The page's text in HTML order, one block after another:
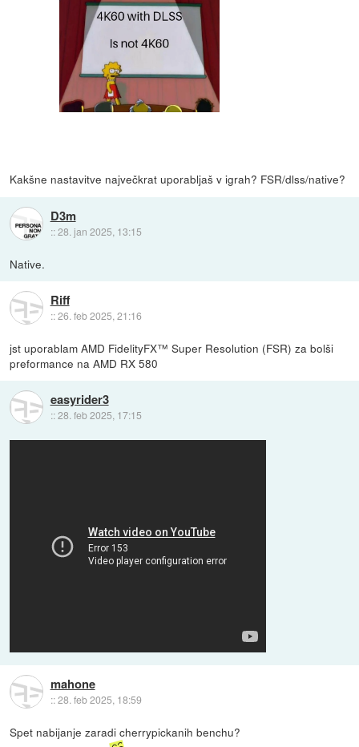
Kakšne nastavitve največkrat uporabljaš v igrah? FSR/dlss/native?
D3m
::28. jan 2025, 13:15
Native.
Riff
::26. feb 2025, 21:16
jst uporablam AMD FidelityFX™ Super Resolution (FSR) za bolši
preformance na AMD RX 580
easyrider3
::28. feb 2025, 17:15
mahone
::28. feb 2025, 18:59
Spet nabijanje zaradi cherrypickanih benchu?